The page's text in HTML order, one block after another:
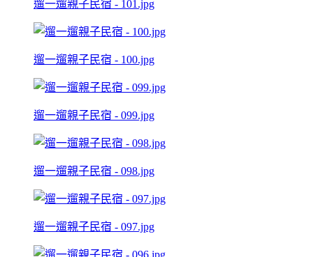
遛一遛親子民宿 - 101.jpg
遛一遛親子民宿 - 100.jpg
遛一遛親子民宿 - 099.jpg
遛一遛親子民宿 - 098.jpg
遛一遛親子民宿 - 097.jpg